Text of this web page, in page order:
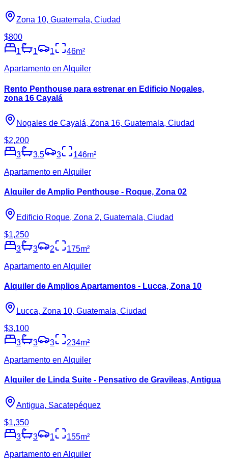
Zona 10, Guatemala, Ciudad
$800
1
1 1 46m²
Apartamento en Alquiler
Rento Penthouse para estrenar en Edificio Nogales,
zona 16 Cayalá
Nogales de Cayalá, Zona 16, Guatemala, Ciudad
$2,200
3
3.5 3 146m²
Apartamento en Alquiler
Alquiler de Amplio Penthouse - Roque, Zona 02
Edificio Roque, Zona 2, Guatemala, Ciudad
$1,250
3
3 2 175m²
Apartamento en Alquiler
Alquiler de Amplios Apartamentos - Lucca, Zona 10
Lucca, Zona 10, Guatemala, Ciudad
$3,100
3
3 3 234m²
Apartamento en Alquiler
Alquiler de Linda Suite - Pensativo de Gravileas, Antigua
Antigua, Sacatepéquez
$1,350
3
3 1 155m²
Apartamento en Alquiler